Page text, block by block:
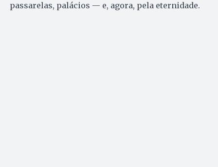
passarelas, palácios — e, agora, pela eternidade.